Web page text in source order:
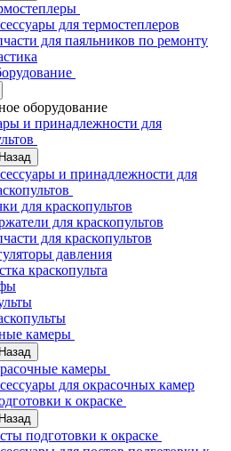
для термостеплеров
для паяльников по ремонту
оборудование
и принадлежности для
Назад
и принадлежности для
для краскопультов
для краскопультов
для краскопультов
давления
краскопульта
камеры
Назад
камеры
для окрасочных камер
к окраске
Назад
подготовки к окраске